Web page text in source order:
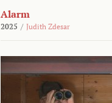
Alarm
2025 / Judith Zdesar